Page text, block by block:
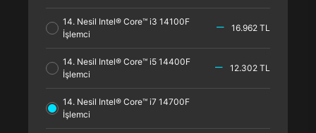
14. Nesil Intel® Core™ i3 14100F
İşlemci
16.962 TL
14. Nesil Intel® Core™ i5 14400F
İşlemci
12.302 TL
14. Nesil Intel® Core™ i7 14700F
İşlemci